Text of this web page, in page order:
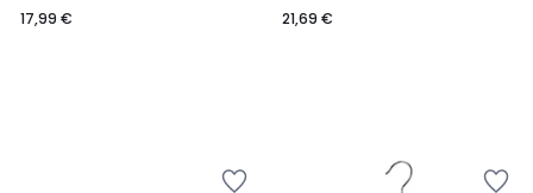
17,99 €
21,69 €